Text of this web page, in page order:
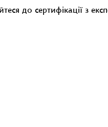
до сертифікації з